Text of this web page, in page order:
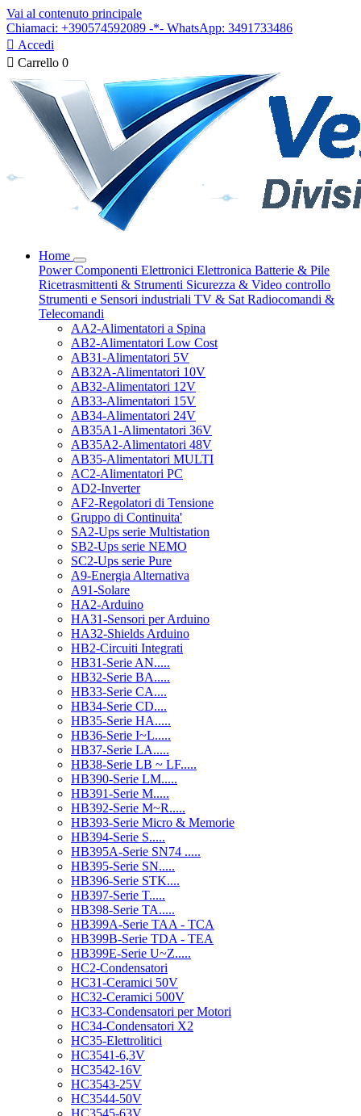
Vai al contenuto principale
Chiamaci: +390574592089 -*- WhatsApp: 3491733486
 Accedi
 Carrello 0
Home
PowerComponenti Elettronici Elettronica Batterie & Pile
Ricetrasmittenti & Strumenti Sicurezza & Video controllo
Strumenti e Sensori industriali TV & Sat Radiocomandi &
Telecomandi
AA2-Alimentatori a Spina
AB2-Alimentatori Low Cost
AB31-Alimentatori 5V
AB32A-Alimentatori 10V
AB32-Alimentatori 12V
AB33-Alimentatori 15V
AB34-Alimentatori 24V
AB35A1-Alimentatori 36V
AB35A2-Alimentatori 48V
AB35-Alimentatori MULTI
AC2-Alimentatori PC
AD2-Inverter
AF2-Regolatori di Tensione
Gruppo di Continuita'
SA2-Ups serie Multistation
SB2-Ups serie NEMO
SC2-Ups serie Pure
A9-Energia Alternativa
A91-Solare
HA2-Arduino
HA31-Sensori per Arduino
HA32-Shields Arduino
HB2-Circuiti Integrati
HB31-Serie AN.....
HB32-Serie BA.....
HB33-Serie CA....
HB34-Serie CD....
HB35-Serie HA.....
HB36-Serie I~L.....
HB37-Serie LA.....
HB38-Serie LB ~ LF.....
HB390-Serie LM.....
HB391-Serie M.....
HB392-Serie M~R.....
HB393-Serie Micro & Memorie
HB394-Serie S.....
HB395A-Serie SN74 .....
HB395-Serie SN.....
HB396-Serie STK....
HB397-Serie T.....
HB398-Serie TA.....
HB399A-Serie TAA - TCA
HB399B-Serie TDA - TEA
HB399E-Serie U~Z.....
HC2-Condensatori
HC31-Ceramici 50V
HC32-Ceramici 500V
HC33-Condensatori per Motori
HC34-Condensatori X2
HC35-Elettrolitici
HC3541-6,3V
HC3542-16V
HC3543-25V
HC3544-50V
HC3545-63V